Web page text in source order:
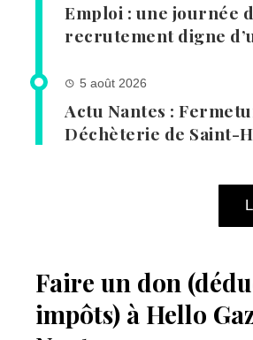
Emploi : une journée
recrutement digne
5 août 2026
Actu Nantes :
Déchèterie de Saint-
Faire un don
impôts) à Hello